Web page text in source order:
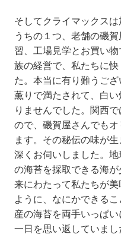
そしてクライマックス
うちの１つ、老舗の磯
習、工場見学とお買い
族の経営で、私たちに
た。本当に有り難うご
薫りで満たされて、白
りませんでした。関西
ので、磯賀屋さんでも
ます。その秘伝の味が
深くお伺いしました。
の海苔を採取できる海
来にわたって私たちが
ように、なにかできる
産の海苔を両手いっぱ
一日を思い返していまし